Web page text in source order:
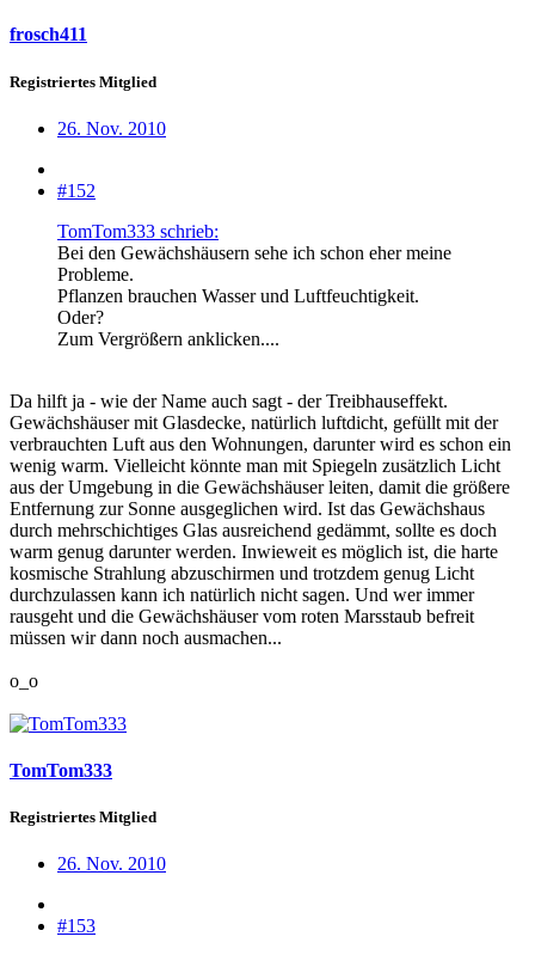
frosch411
Registriertes Mitglied
26. Nov. 2010
#152
TomTom333 schrieb:
Bei den Gewächshäusern sehe ich schon eher meine
Probleme.
Pflanzen brauchen Wasser und Luftfeuchtigkeit.
Oder?
Zum Vergrößern anklicken....
Da hilft ja - wie der Name auch sagt - der Treibhauseffekt.
Gewächshäuser mit Glasdecke, natürlich luftdicht, gefüllt mit der
verbrauchten Luft aus den Wohnungen, darunter wird es schon ein
wenig warm. Vielleicht könnte man mit Spiegeln zusätzlich Licht
aus der Umgebung in die Gewächshäuser leiten, damit die größere
Entfernung zur Sonne ausgeglichen wird. Ist das Gewächshaus
durch mehrschichtiges Glas ausreichend gedämmt, sollte es doch
warm genug darunter werden. Inwieweit es möglich ist, die harte
kosmische Strahlung abzuschirmen und trotzdem genug Licht
durchzulassen kann ich natürlich nicht sagen. Und wer immer
rausgeht und die Gewächshäuser vom roten Marsstaub befreit
müssen wir dann noch ausmachen...
o_o
TomTom333
Registriertes Mitglied
26. Nov. 2010
#153